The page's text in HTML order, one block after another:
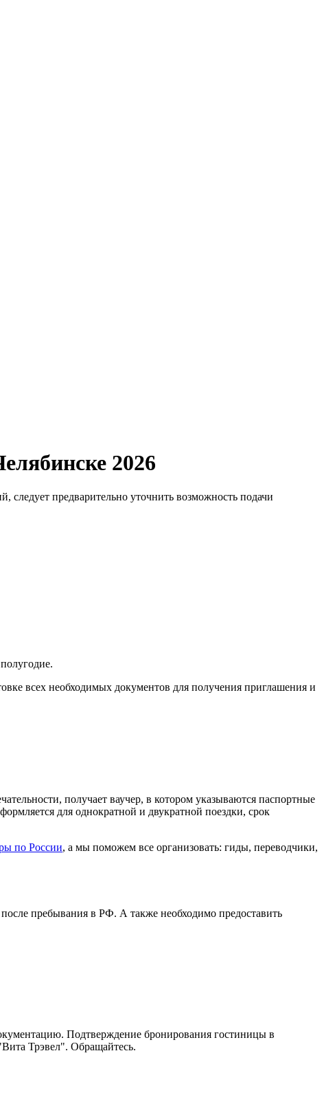
2026
предварительно уточнить возможность подачи
всех необходимых документов для получения приглашения и
получает ваучер, в котором указываются паспортные
для однократной и двукратной поездки, срок
по России, а мы поможем все организовать: гиды, переводчики,
пребывания в РФ. А также необходимо предоставить
Подтверждение бронирования гостиницы в
Трэвел". Обращайтесь.